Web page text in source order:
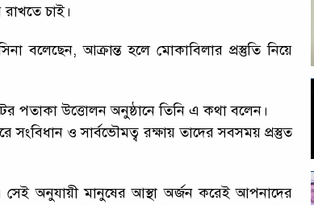
চাই।
বলেছেন, আক্রান্ত হলে মোকাবিলার প্রস্তুতি নিয়ে
পতাকা উত্তোলন অনুষ্ঠানে তিনি এ কথা বলেন।
সংবিধান ও সার্বভৌমত্ব রক্ষায় তাদের সবসময় প্রস্তুত
সেই অনুযায়ী মানুষের আস্থা অর্জন করেই আপনাদের